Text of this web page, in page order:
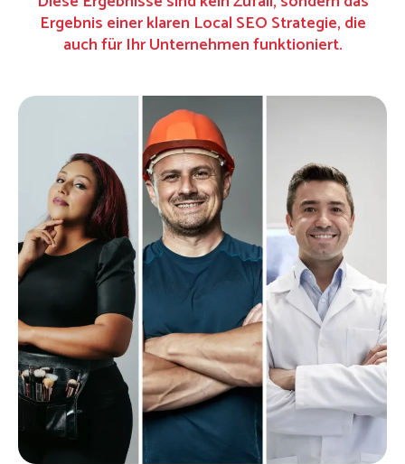
Ergebnis einer klaren Local SEO Strategie, die
auch für Ihr Unternehmen funktioniert.